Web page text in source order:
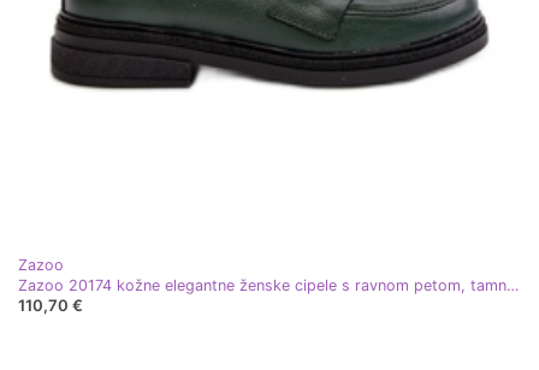
Zazoo
Zazoo 20174 kožne elegantne ženske cipele s ravnom petom, tamnozelene zelena
110,70 €